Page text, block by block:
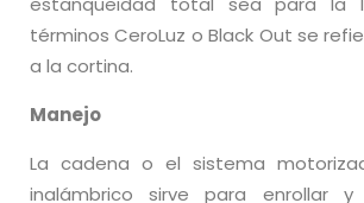
términos CeroLuz o Black Out se
a la cortina.
Manejo
La cadena o el sistema
inalámbrico sirve para enrollar y